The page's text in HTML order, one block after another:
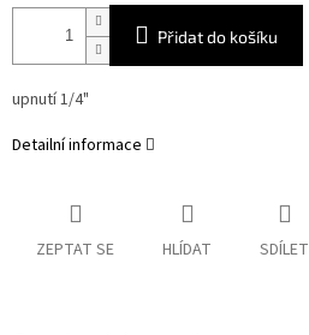
Přidat do košíku
upnutí 1/4"
Detailní informace
ZEPTAT SE HLÍDAT SDÍLET